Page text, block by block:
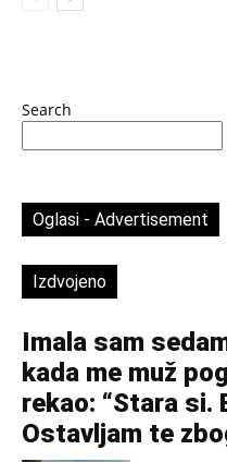
Search
Oglasi - Advertisement
Izdvojeno
Imala sam
kada me muž
rekao: “Stara si.
Ostavljam te